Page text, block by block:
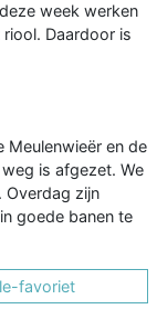
week werken
Daardoor is
Meulenwieër en de
is afgezet. We
Overdag zijn
goede banen te
favoriet